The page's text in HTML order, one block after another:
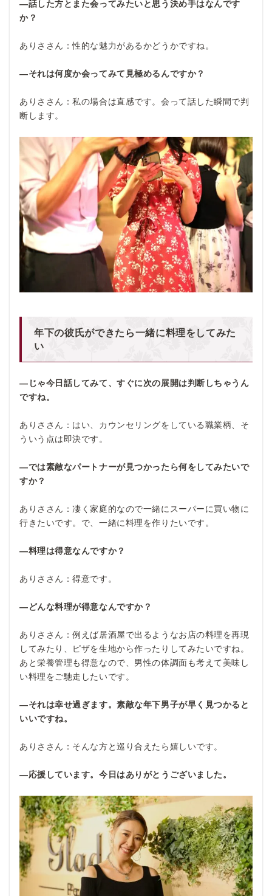
―話した方とまた会ってみたいと思う決め手はなんです
か？
ありささん：性的な魅力があるかどうかですね。
―それは何度か会ってみて見極めるんですか？
ありささん：私の場合は直感です。会って話した瞬間で判
断します。
年下の彼氏ができたら一緒に料理をしてみた
い
―じゃ今日話してみて、すぐに次の展開は判断しちゃうん
ですね。
ありささん：はい、カウンセリングをしている職業柄、そ
ういう点は即決です。
―では素敵なパートナーが見つかったら何をしてみたいで
すか？
ありささん：凄く家庭的なので一緒にスーパーに買い物に
行きたいです。で、一緒に料理を作りたいです。
―料理は得意なんですか？
ありささん：得意です。
―どんな料理が得意なんですか？
ありささん：例えば居酒屋で出るようなお店の料理を再現
してみたり、ピザを生地から作ったりしてみたいですね。
あと栄養管理も得意なので、男性の体調面も考えて美味し
い料理をご馳走したいです。
―それは幸せ過ぎます。素敵な年下男子が早く見つかると
いいですね。
ありささん：そんな方と巡り合えたら嬉しいです。
―応援しています。今日はありがとうございました。